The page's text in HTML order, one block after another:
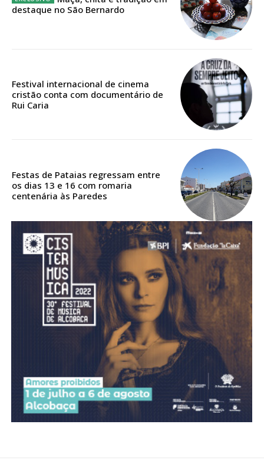
ASSINATURA
DIGITAL ANUAL
12 meses
Ofertas para assinatura anual
destaque no São Bernardo
Festival internacional de cinema
cristão conta com documentário de
Rui Caria
Festas de Pataias regressam entre
os dias 13 e 16 com romaria
centenária às Paredes